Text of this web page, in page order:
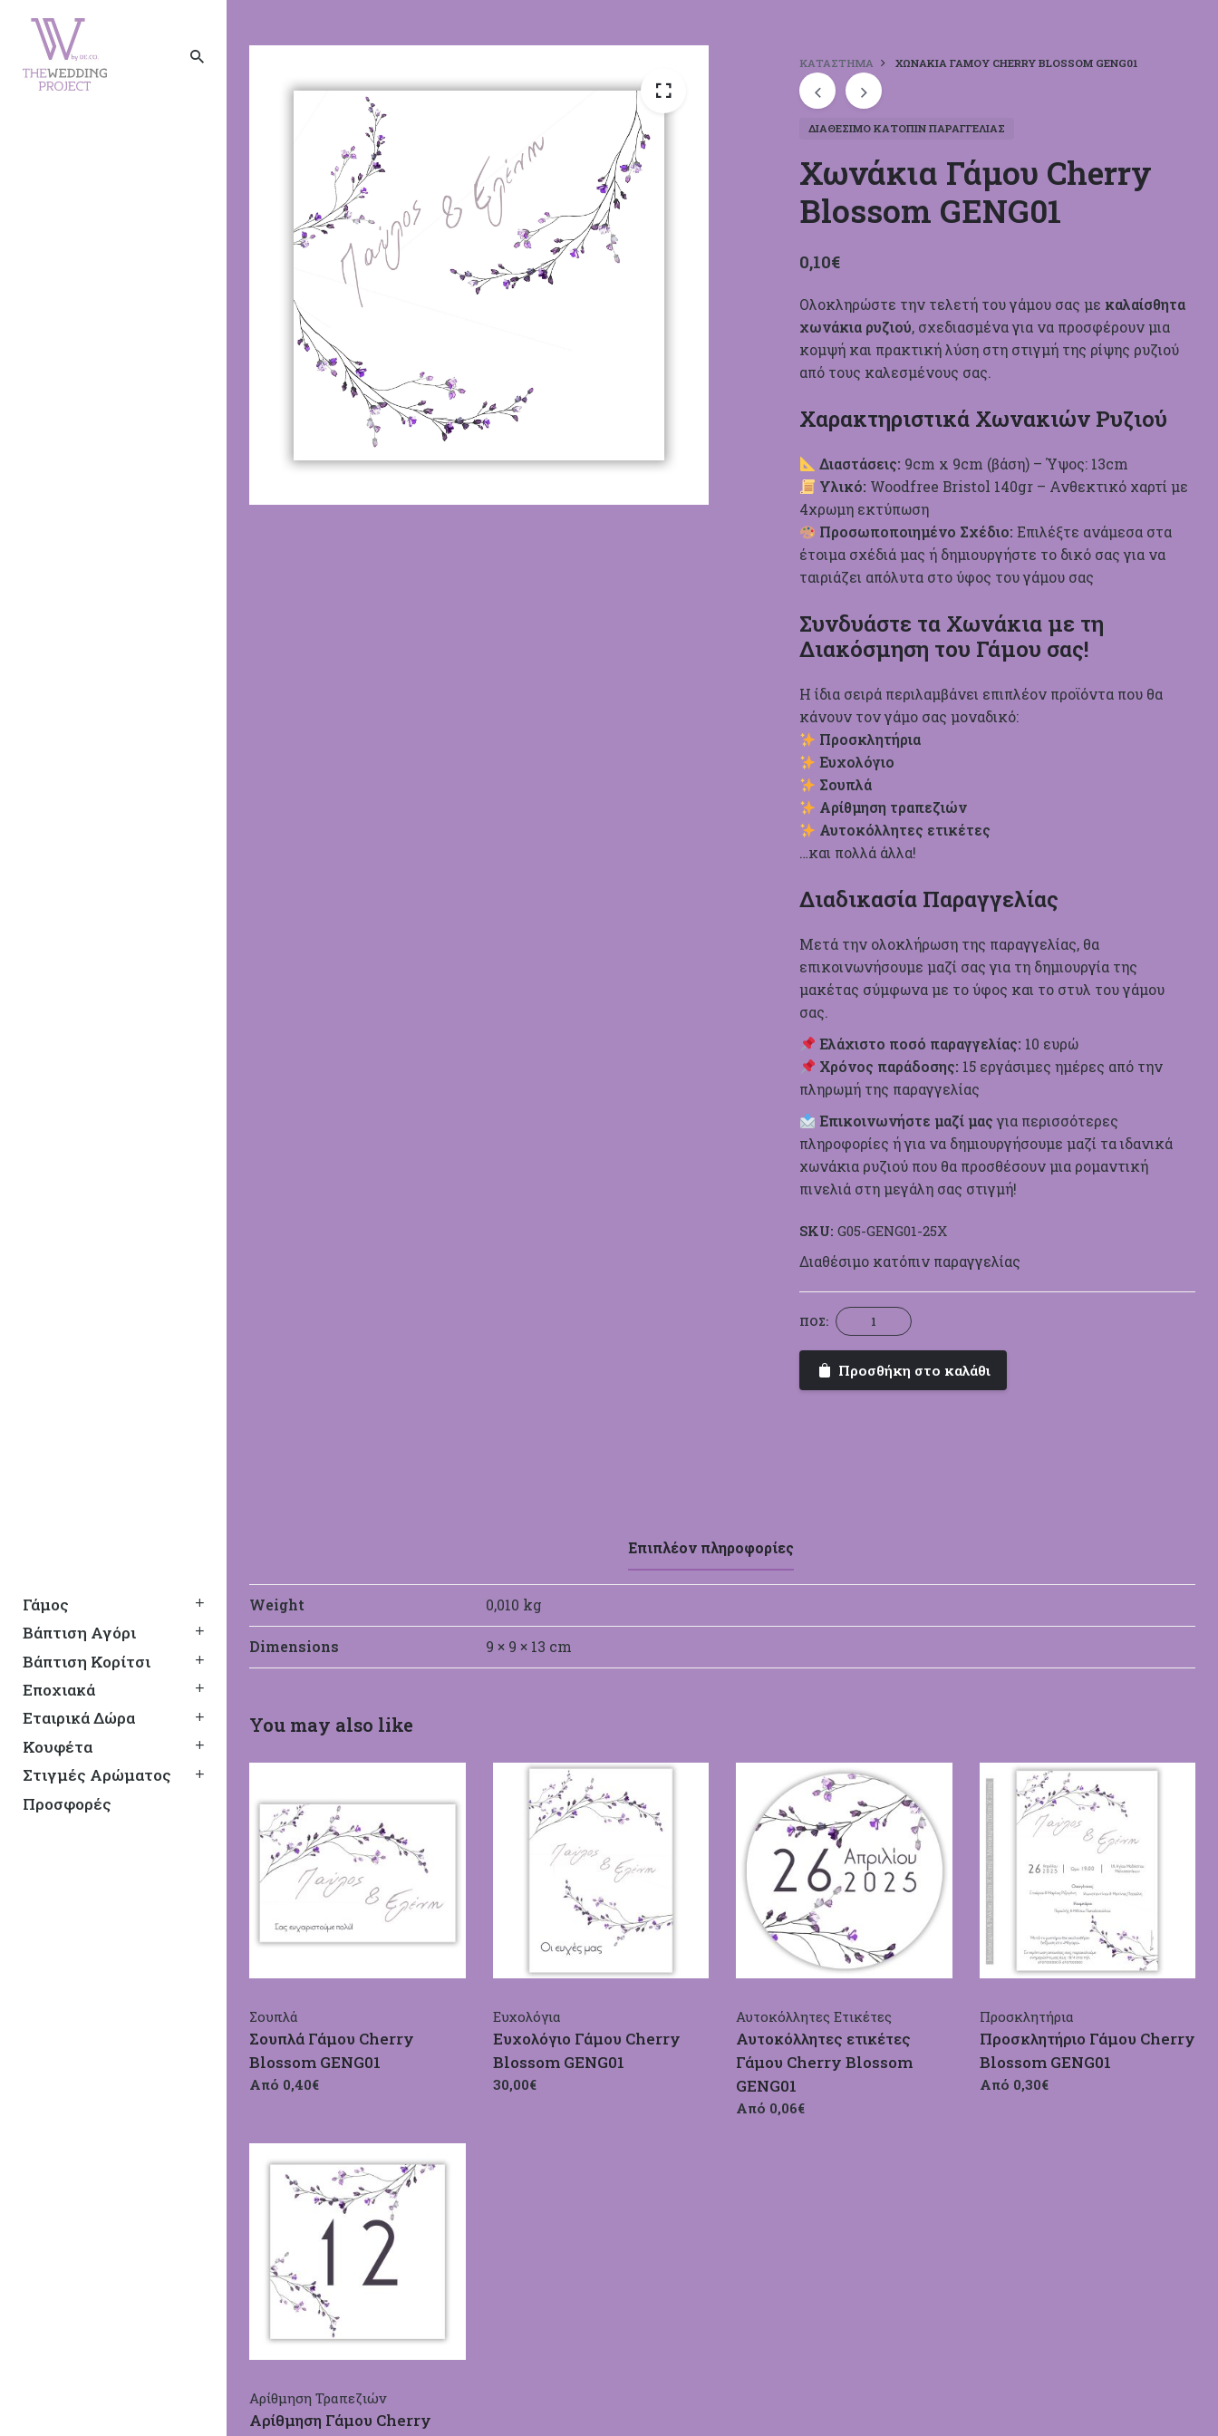
Γάμος
Βάπτιση Αγόρι
Βάπτιση Κορίτσι
Εποχιακά
Εταιρικά Δώρα
Κουφέτα
Στιγμές Αρώματος
Προσφορές
ΚΑΤΆΣΤΗΜΑ ΧΩΝΆΚΙΑ ΓΆΜΟΥ CHERRY BLOSSOM GENG01
ΔΙΑΘΈΣΙΜΟ ΚΑΤΌΠΙΝ ΠΑΡΑΓΓΕΛΊΑΣ
Χωνάκια Γάμου Cherry
Blossom GENG01
0,10€
Ολοκληρώστε την τελετή του γάμου σας με καλαίσθητα
χωνάκια ρυζιού, σχεδιασμένα για να προσφέρουν μια
κομψή και πρακτική λύση στη στιγμή της ρίψης ρυζιού
από τους καλεσμένους σας.
Χαρακτηριστικά Χωνακιών Ρυζιού
Διαστάσεις: 9cm x 9cm (βάση) – Ύψος: 13cm
Υλικό: Woodfree Bristol 140gr – Ανθεκτικό χαρτί με
4χρωμη εκτύπωση
Προσωποποιημένο Σχέδιο: Επιλέξτε ανάμεσα στα
έτοιμα σχέδιά μας ή δημιουργήστε το δικό σας για να
ταιριάζει απόλυτα στο ύφος του γάμου σας
Συνδυάστε τα Χωνάκια με τη
Διακόσμηση του Γάμου σας!
Η ίδια σειρά περιλαμβάνει επιπλέον προϊόντα που θα
κάνουν τον γάμο σας μοναδικό:
Προσκλητήρια
Ευχολόγιο
Σουπλά
Αρίθμηση τραπεζιών
Αυτοκόλλητες ετικέτες
…και πολλά άλλα!
Διαδικασία Παραγγελίας
Μετά την ολοκλήρωση της παραγγελίας, θα
επικοινωνήσουμε μαζί σας για τη δημιουργία της
μακέτας σύμφωνα με το ύφος και το στυλ του γάμου
σας.
Ελάχιστo ποσό παραγγελίας: 10 ευρώ
Χρόνος παράδοσης: 15 εργάσιμες ημέρες από την
πληρωμή της παραγγελίας
Επικοινωνήστε μαζί μας για περισσότερες
πληροφορίες ή για να δημιουργήσουμε μαζί τα ιδανικά
χωνάκια ρυζιού που θα προσθέσουν μια ρομαντική
πινελιά στη μεγάλη σας στιγμή!
SKU: G05-GENG01-25X
Διαθέσιμο κατόπιν παραγγελίας
ΠΟΣ: Χωνάκια
Γάμου
Cherry
Blossom
Προσθήκη στο καλάθι
Επιπλέον πληροφορίες
Weight 0,010 kg
Dimensions 9 × 9 × 13 cm
You may also like
Σουπλά
Σουπλά Γάμου Cherry
Blossom GENG01
Από 0,40€
Ευχολόγια
Ευχολόγιο Γάμου Cherry
Blossom GENG01
30,00€
Αυτοκόλλητες Ετικέτες
Αυτοκόλλητες ετικέτες
Γάμου Cherry Blossom
GENG01
Από 0,06€
Προσκλητήρια
Προσκλητήριο Γάμου Cherry
Blossom GENG01
Από 0,30€
Αρίθμηση Τραπεζιών
Αρίθμηση Γάμου Cherry